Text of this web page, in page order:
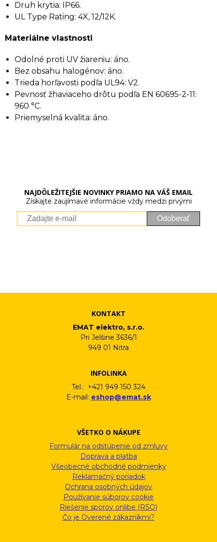
Druh krytia: IP66.
UL Type Rating: 4X, 12/12K.
Materiálne vlastnosti
Odolné proti UV žiareniu: áno.
Bez obsahu halogénov: áno.
Trieda horľavosti podľa UL94: V2.
Pevnosť žhaviaceho drôtu podľa EN 60695-2-11:
960 °C.
Priemyselná kvalita: áno.
NAJDÔLEŽITEJŠIE NOVINKY PRIAMO NA VÁŠ EMAIL
Získajte zaujímavé informácie vždy medzi prvými
Odoberať
KONTAKT
EMAT elektro, s.r.o.
Pri Jelšine 3636/1
949 01 Nitra
INFOLINKA
Tel.: +421 949 150 324
E-mail: eshop@emat.sk
VŠETKO O NÁKUPE
Formulár na odstúpenie od zmluvy
Doprava a platba
Všeobecné obchodné podmienky
Reklamačný poriadok
Ochrana osobných údajov
Používanie súborov cookie
Riešenie sporov onlibe (RSO)
Čo je Overené zákazníkmi?